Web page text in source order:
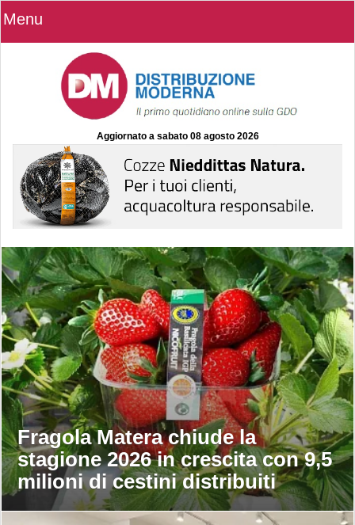
Menu
Aggiornato a sabato 08 agosto 2026
Fragola Matera chiude la
stagione 2026 in crescita con 9,5
milioni di cestini distribuiti